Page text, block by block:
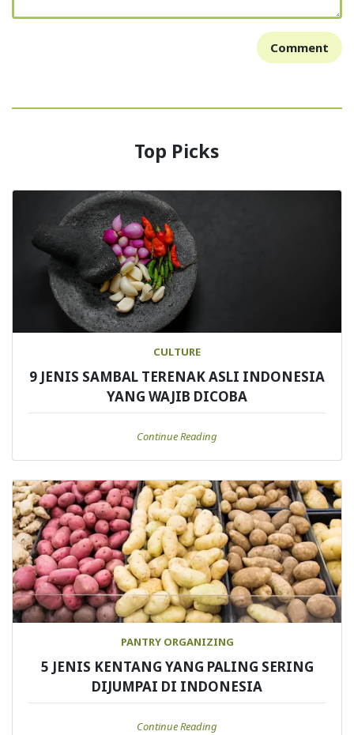
Comment
Top Picks
CULTURE
9 JENIS SAMBAL TERENAK ASLI INDONESIA
YANG WAJIB DICOBA
Continue Reading
PANTRY ORGANIZING
5 JENIS KENTANG YANG PALING SERING
DIJUMPAI DI INDONESIA
Continue Reading